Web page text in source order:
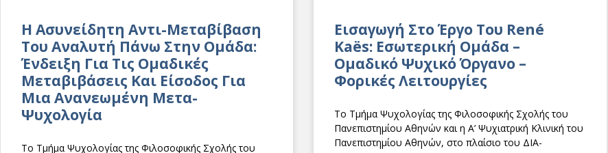
Η Ασυνείδητη Αντι-Μεταβίβαση
Του Αναλυτή Πάνω Στην Ομάδα:
Ένδειξη Για Τις Ομαδικές
Μεταβιβάσεις Και Είσοδος Για
Μια Ανανεωμένη Μετα-
Ψυχολογία
Το Τμήμα Ψυχολογίας της Φιλοσοφικής Σχολής του
Εισαγωγή Στο Έργο Του René
Kaës: Εσωτερική Ομάδα –
Ομαδικό Ψυχικό Όργανο –
Φορικές Λειτουργίες
Το Τμήμα Ψυχολογίας της Φιλοσοφικής Σχολής του
Πανεπιστημίου Αθηνών και η Α’ Ψυχιατρική Κλινική του
Πανεπιστημίου Αθηνών, στο πλαίσιο του ΔΙΑ-